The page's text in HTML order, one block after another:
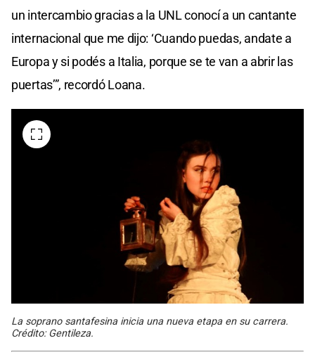
un intercambio gracias a la UNL conocí a un cantante
internacional que me dijo: ‘Cuando puedas, andate a
Europa y si podés a Italia, porque se te van a abrir las
puertas’”, recordó Loana.
La soprano santafesina inicia una nueva etapa en su carrera.
Crédito: Gentileza.